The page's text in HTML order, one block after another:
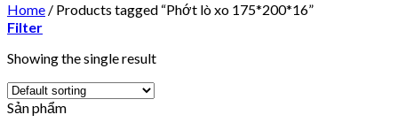
Home / Products tagged “Phớt lò xo 175*200*16”
Filter
Showing the single result
Sản phẩm